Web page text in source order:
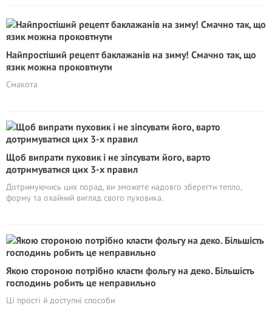
Найпростіший рецепт баклажанів на зиму! Смачно так, що
язик можна проковтнути
Смакота
Щоб випрати пуховик і не зіпсувати його, варто
дотримуватися цих 3-х правил
Дотримуючись цих порад, ви зможете надовго зберегти тепло,
форму та охайний вигляд свого пуховика.
Якою стороною потрібно класти фольгу на деко. Більшість
господинь робить це неправильно
Ці прості й доступні способи